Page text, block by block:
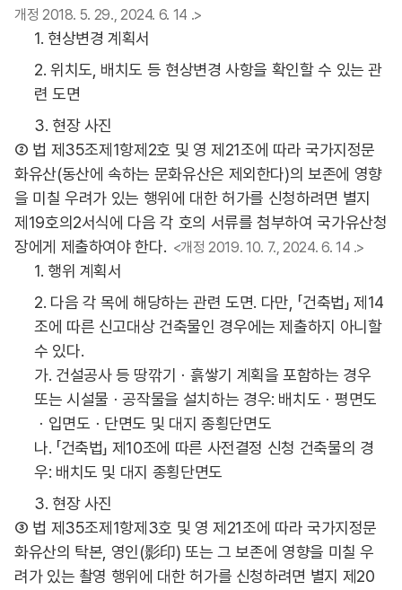
개정 2018. 5. 29., 2024. 6. 14 .>
1. 현상변경 계획서
2. 위치도, 배치도 등 현상변경 사항을 확인할 수 있는 관
련 도면
3. 현장 사진
② 법 제35조제1항제2호 및 영 제21조에 따라 국가지정문
화유산(동산에 속하는 문화유산은 제외한다)의 보존에 영향
을 미칠 우려가 있는 행위에 대한 허가를 신청하려면 별지
제19호의2서식에 다음 각 호의 서류를 첨부하여 국가유산청
장에게 제출하여야 한다. <개정 2019. 10. 7., 2024. 6. 14 .>
1. 행위 계획서
2. 다음 각 목에 해당하는 관련 도면. 다만, 「건축법」 제14
조에 따른 신고대상 건축물인 경우에는 제출하지 아니할
수 있다.
가. 건설공사 등 땅깎기ㆍ흙쌓기 계획을 포함하는 경우
또는 시설물ㆍ공작물을 설치하는 경우: 배치도ㆍ평면도
ㆍ입면도ㆍ단면도 및 대지 종횡단면도
나. 「건축법」 제10조에 따른 사전결정 신청 건축물의 경
우: 배치도 및 대지 종횡단면도
3. 현장 사진
③ 법 제35조제1항제3호 및 영 제21조에 따라 국가지정문
화유산의 탁본, 영인(影印) 또는 그 보존에 영향을 미칠 우
려가 있는 촬영 행위에 대한 허가를 신청하려면 별지 제20